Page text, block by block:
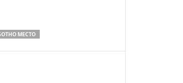
МЕСТО